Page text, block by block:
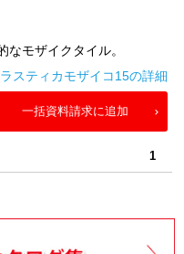
モザイクタイル。
スティカモザイコ15の詳細
一括資料請求に追加
1